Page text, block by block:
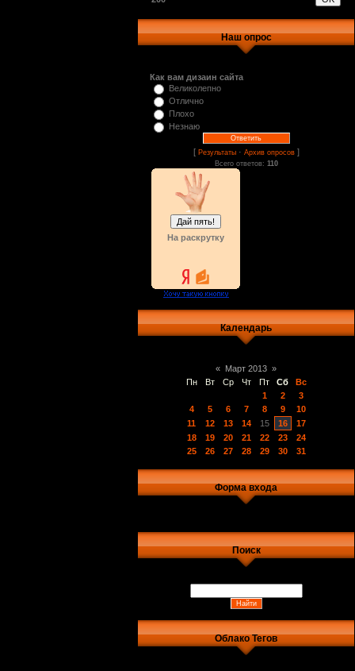
Наш опрос
Как вам дизаин сайта
Великолепно
Отлично
Плохо
Незнаю
[ Результаты· Архив опросов]
Всего ответов: 110
На раскрутку
Календарь
« Март 2013 »
Пн
Вт Ср Чт Пт Сб
Вс
1
2
3
4
5 6 7 8 9
10
11
12 13 14 15 16
17
18
19 20 21 22 23
24
25
26 27 28 29 30 31
Форма входа
Поиск
Облако Тегов